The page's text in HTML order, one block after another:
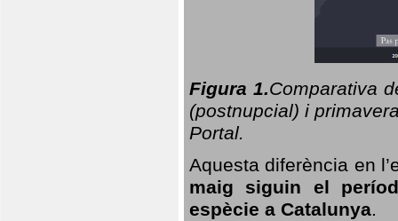
Figura 1.Comparativa
(postnupcial) i
Portal.
Aquesta diferència en
maig siguin el
espècie a Catalunya.